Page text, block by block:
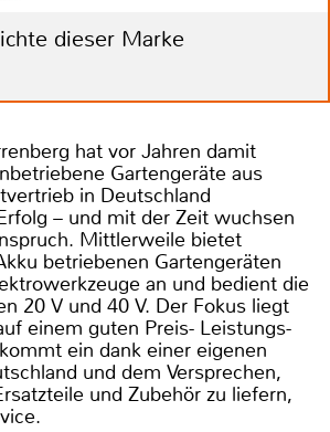
dieser Marke
hat vor Jahren damit
Gartengeräte aus
in Deutschland
– und mit der Zeit wuchsen
Mittlerweile bietet
betriebenen Gartengeräten
an und bedient die
20 V und 40 V. Der Fokus liegt
einem guten Preis- Leistungs-
ein dank einer eigenen
und dem Versprechen,
und Zubehör zu liefern,